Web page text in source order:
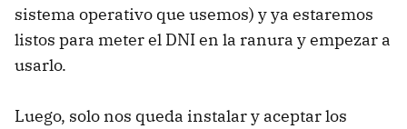
sistema operativo que usemos) y ya estaremos
listos para meter el DNIen la ranura y empezar a
usarlo.
Luego, solo nos queda instalar y aceptar los